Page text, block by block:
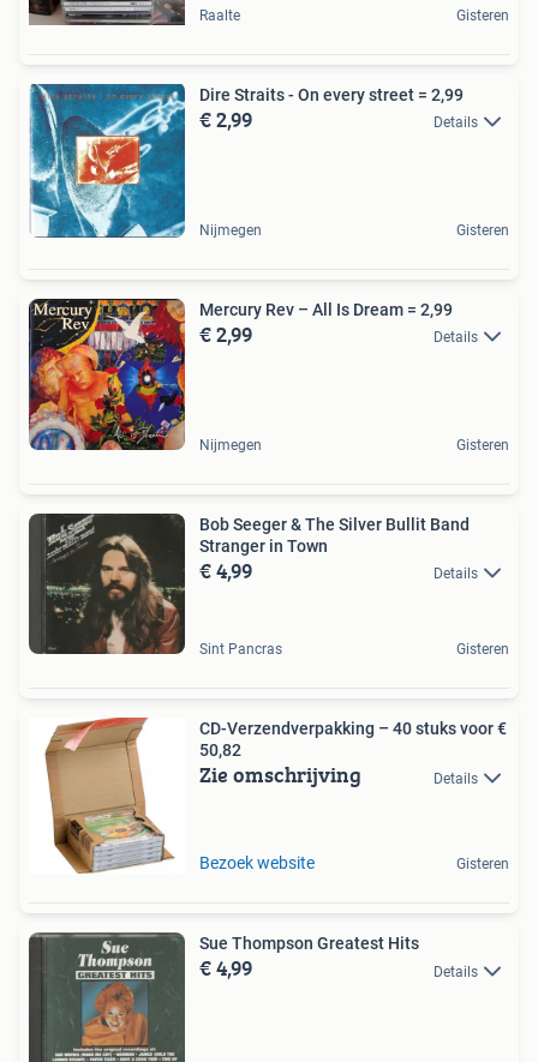
Raalte Gisteren
Dire Straits - On every street = 2,99
€ 2,99 Details
Nijmegen Gisteren
Mercury Rev ‎– All Is Dream = 2,99
€ 2,99 Details
Nijmegen Gisteren
Bob Seeger & The Silver Bullit Band
Stranger in Town
€ 4,99 Details
Sint Pancras Gisteren
CD-Verzendverpakking – 40 stuks voor €
50,82
Zie omschrijving Details
Bezoek website Gisteren
Sue Thompson Greatest Hits
€ 4,99 Details